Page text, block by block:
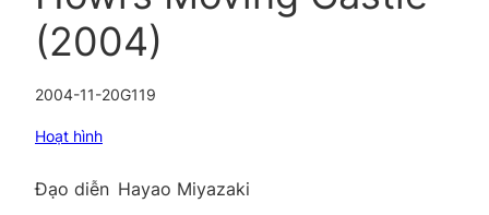
(2004)
2004-11-20G119
Hoạt hình
Đạo diễn Hayao Miyazaki